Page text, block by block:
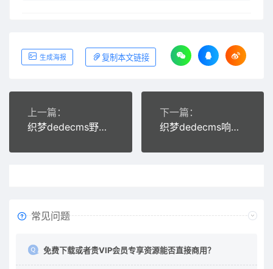
生成海报 复制本文链接
上一篇：
织梦dedecms野生蜂蜜蜜蜂养殖网站模板(带手机移动端)
下一篇：
织梦dedecms响应式化妆美妆用品公司网站模板(自适应手机移动端)
常见问题
免费下载或者贵VIP会员专享资源能否直接商用？